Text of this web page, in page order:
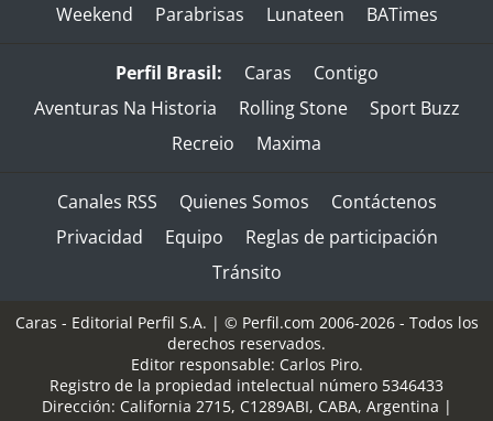
Weekend
Parabrisas Lunateen BATimes
Perfil Brasil: Caras
Contigo
Aventuras Na Historia
Rolling Stone
Sport Buzz
Recreio
Maxima
Canales RSS Quienes Somos
Contáctenos
Privacidad
Equipo
Reglas de participación
Tránsito
Caras - Editorial Perfil S.A. | © Perfil.com 2006-2026 - Todos los
derechos reservados.
Editor responsable: Carlos Piro.
Registro de la propiedad intelectual número 5346433
Dirección: California 2715, C1289ABI, CABA, Argentina |